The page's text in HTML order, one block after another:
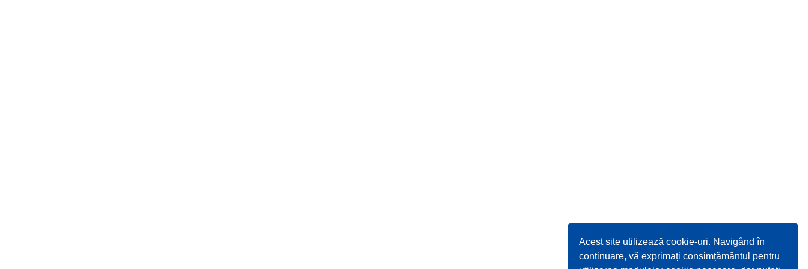
Acest site utilizează cookie-uri. Navigând în
continuare, vă exprimați consimțământul pentru